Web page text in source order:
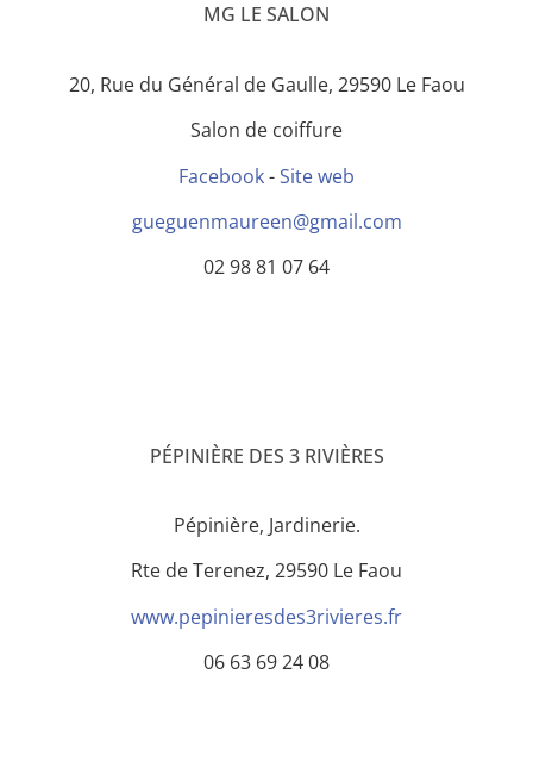
MG LE SALON
20, Rue du Général de Gaulle, 29590 Le Faou
Salon de coiffure
Facebook-Site web
gueguenmaureen@gmail.com
02 98 81 07 64
PÉPINIÈRE DES 3 RIVIÈRES
Pépinière, Jardinerie.
Rte de Terenez, 29590 Le Faou
www.pepinieresdes3rivieres.fr
06 63 69 24 08